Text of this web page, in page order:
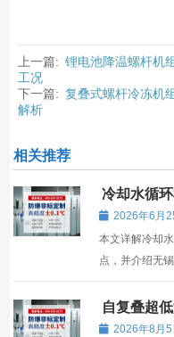
上一篇: 锂电池降温螺杆机
工况
下一篇: 复叠式螺杆冷冻机
解析
相关推荐
冷却水循
况与冠亚方
2026年6月
本文详解冷却
点，并介绍无
决方案，助您
自复叠超
何避开技术
2026年8月5